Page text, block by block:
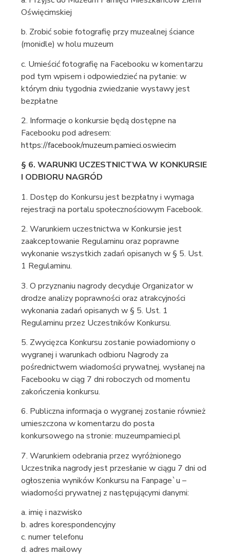
Oświęcimskiej
b. Zrobić sobie fotografię przy muzealnej ściance
(monidle) w holu muzeum
c. Umieścić fotografię na Facebooku w komentarzu
pod tym wpisem i odpowiedzieć na pytanie: w
którym dniu tygodnia zwiedzanie wystawy jest
bezpłatne
2. Informacje o konkursie będą dostępne na
Facebooku pod adresem:
https://facebook/muzeum.pamieci.oswiecim
§ 6. WARUNKI UCZESTNICTWA W KONKURSIE
I ODBIORU NAGRÓD
1. Dostęp do Konkursu jest bezpłatny i wymaga
rejestracji na portalu społecznościowym Facebook.
2. Warunkiem uczestnictwa w Konkursie jest
zaakceptowanie Regulaminu oraz poprawne
wykonanie wszystkich zadań opisanych w § 5. Ust.
1 Regulaminu.
3. O przyznaniu nagrody decyduje Organizator w
drodze analizy poprawności oraz atrakcyjności
wykonania zadań opisanych w § 5. Ust. 1
Regulaminu przez Uczestników Konkursu.
5. Zwycięzca Konkursu zostanie powiadomiony o
wygranej i warunkach odbioru Nagrody za
pośrednictwem wiadomości prywatnej, wysłanej na
Facebooku w ciąg 7 dni roboczych od momentu
zakończenia konkursu.
6. Publiczna informacja o wygranej zostanie również
umieszczona w komentarzu do posta
konkursowego na stronie: muzeumpamieci.pl
7. Warunkiem odebrania przez wyróżnionego
Uczestnika nagrody jest przesłanie w ciągu 7 dni od
ogłoszenia wyników Konkursu na Fanpage`u –
wiadomości prywatnej z następującymi danymi:
a. imię i nazwisko
b. adres korespondencyjny
c. numer telefonu
d. adres mailowy